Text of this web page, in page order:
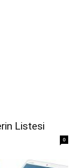
Listesi
0